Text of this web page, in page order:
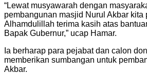
“Lewat musyawarah dengan
pembangunan masjid Nurul Akbar kita
Alhamdulillah terima kasih atas
Bapak Gubernur,” ucap Hamar.
Ia berharap para pejabat dan calon
memberikan sumbangan untuk
Akbar.